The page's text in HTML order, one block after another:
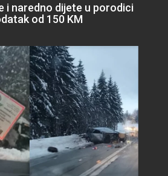
i naredno dijete u porodici
od 150 KM